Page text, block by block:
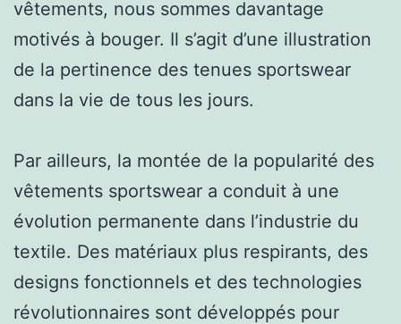
vêtements, nous sommes davantage
motivés à bouger. Il s’agit d’une illustration
de la pertinence des tenues sportswear
dans la vie de tous les jours.
Par ailleurs, la montée de la popularité des
vêtements sportswear a conduit à une
évolution permanente dans l’industrie du
textile. Des matériaux plus respirants, des
designs fonctionnels et des technologies
révolutionnaires sont développés pour